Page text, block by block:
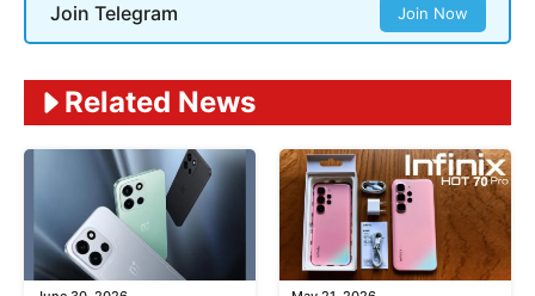
Join Telegram Join Now
Related News